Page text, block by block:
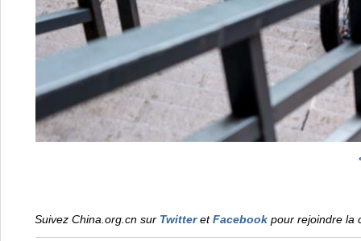
Suivez China.org.cn sur TwitteretFacebook pour rejoindre la